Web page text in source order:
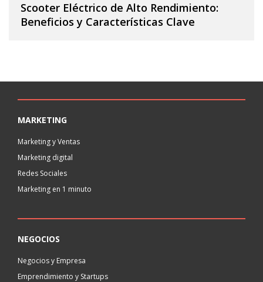
Scooter Eléctrico de Alto Rendimiento:
Beneficios y Características Clave
MARKETING
Marketing y Ventas
Marketing digital
Redes Sociales
Marketing en 1 minuto
NEGOCIOS
Negocios y Empresa
Emprendimiento y Startups